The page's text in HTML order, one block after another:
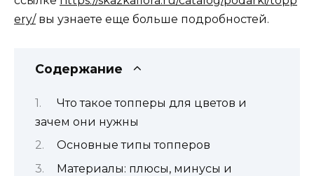
ery/вы узнаете еще больше подробностей.
Содержание
Что такое топперы для цветов и
зачем они нужны
Основные типы топперов
Материалы: плюсы, минусы и